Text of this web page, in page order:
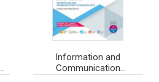
Information and
Communication